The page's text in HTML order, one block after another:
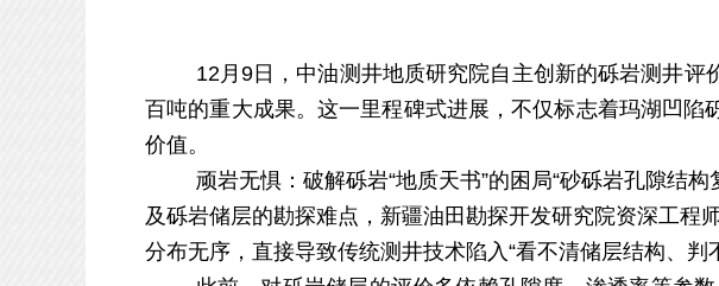
12月9日，中油测井地质研究院自主创新的砾岩测井评
百吨的重大成果。这一里程碑式进展，不仅标志着玛湖凹
价值。
顽岩无惧：破解砾岩“地质天书”的困局“砂砾岩孔隙结构
及砾岩储层的勘探难点 ，新疆油田勘探开发研究院资深工程
分布无序，直接导致传统测井技术陷入“看不清储层结构、判